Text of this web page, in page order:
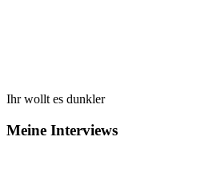
Ihr wollt es dunkler
Meine Interviews